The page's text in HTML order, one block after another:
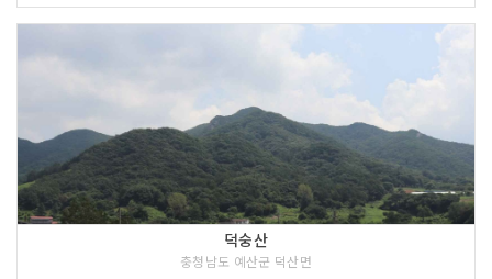
덕숭산
충청남도 예산군 덕산면